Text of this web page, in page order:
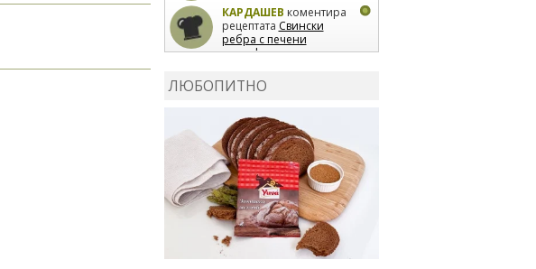
КАРДАШЕВ коментира
рецептата Свински
ребра с печени
картофи
лимон
коментира рецептата
Киноа със зеленчуци
ЛЮБОПИТНО